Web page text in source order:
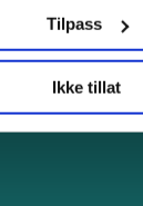
Tilpass
Ikke tillat
utkikk etter
trenger
Ta
oss!